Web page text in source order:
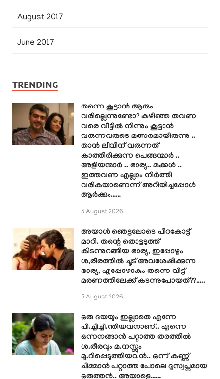
August 2017
June 2017
TRENDING
തന്നെ കൂട്ടാൻ ആരും
വരില്ലെന്നുണ്ടോ? കഴിഞ്ഞ തവണ
വരെ വീട്ടിൽ നിന്നും കൂട്ടാൻ
വരുന്നവരുടെ മത്സരമായിരുന്നു ..
താൻ ലീവിന് വരുന്നത്
കാത്തിരിക്കുന്ന പെങ്ങന്മാർ ..
അളിയന്മാർ .. ഭാര്യ.. മക്കൾ ..
ഇത്തവണ എല്ലാം നിർത്തി
വരികയാണെന്ന് അറിയിച്ചപ്പോൾ
ആർക്കും……
5 August 2026
അയാൾ ഞെട്ടലോടെ പിറകോട്ട്
മാറി. തന്റെ തൊട്ടടുത്ത്
കിടന്നുറങ്ങിയ ഭാര്യ, ഇപ്പോഴും
ശ,രീരത്തിൽ ചൂട് അവശേഷിക്കുന്ന
ഭാര്യ, എപ്പോഴാകും തന്നെ വിട്ട്
മരണത്തിലേക്ക് കടന്നുപോയത്??…..
5 August 2026
ഒരു ദയയും ഇല്ലാതെ എന്നേ
പി.ച്ചിച്ചീ.ന്തിയവനാണ്.. എന്നെ
ഒന്നനങ്ങാൻ പറ്റാത്ത തരത്തിൽ
ശ.രീരവും മ.നസ്സും
മു.റിപ്പെടുത്തിയവൻ.. ഒന്ന് കണ്ണ്
ചിമ്മാൻ പറ്റാത്ത പോലെ ദുസ്വപ്നമായ
ഒരുത്തൻ.. അയാളെ……